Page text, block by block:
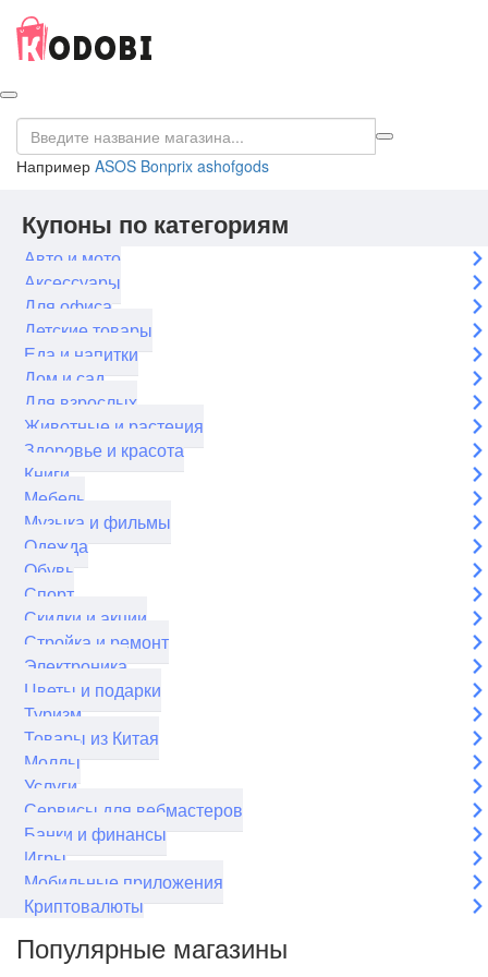
Например ASOS Bonprix ashofgods
Купоны по категориям
Авто и мото
Аксессуары
Для офиса
Детские товары
Еда и напитки
Дом и сад
Для взрослых
Животные и растения
Здоровье и красота
Книги
Мебель
Музыка и фильмы
Одежда
Обувь
Спорт
Скидки и акции
Стройка и ремонт
Электроника
Цветы и подарки
Туризм
Товары из Китая
Моллы
Услуги
Сервисы для вебмастеров
Банки и финансы
Игры
Мобильные приложения
Криптовалюты
Популярные магазины